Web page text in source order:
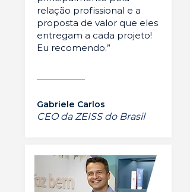
relação profissional e a
proposta de valor que eles
entregam a cada projeto!
Eu recomendo.”
Gabriele Carlos
CEO da ZEISS do Brasil